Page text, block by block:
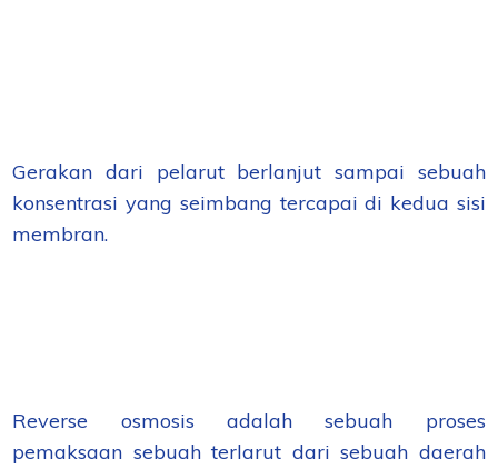
Gerakan dari pelarut berlanjut sampai sebuah
konsentrasi yang seimbang tercapai di kedua sisi
membran.
Reverse osmosis adalah sebuah proses
pemaksaan sebuah terlarut dari sebuah daerah